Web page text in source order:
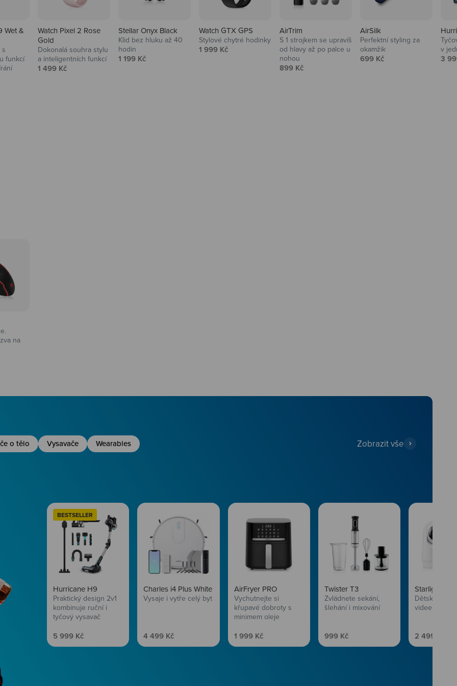
Wet &
s
funkcí
Watch Pixel 2 Rose
Gold
Dokonalá souhra stylu
a inteligentních funkcí
Prodejní cena
1 499 Kč
Stellar Onyx Black
Klid bez hluku až 40
hodin
Prodejní cena
1 199 Kč
Watch GTX GPS
Stylové chytré hodinky
Prodejní cena
1 999 Kč
AirTrim
S 1 strojkem se upravíš
od hlavy až po palce u
nohou
Prodejní cena
899 Kč
AirSilk
Perfektní styling za
okamžik
Prodejní cena
699 Kč
v
3
na
o tělo Vysavače Wearables Zobrazit vše
BESTSELLER
Hurricane H9
Praktický design 2v1
kombinuje ruční i
tyčový vysavač
Prodejní cena
5 999 Kč
Charles i4 Plus White
Vysaje i vytře celý byt
Prodejní cena
4 499 Kč
AirFryer PRO
Vychutnejte si
křupavé dobroty s
minimem oleje
Prodejní cena
1 999 Kč
Twister T3
Zvládnete sekání,
šlehání i mixování
Prodejní cena
999 Kč
Starlight SL5
Dětská
videem
Prodejní
2 499 Kč
Péče o vlasy